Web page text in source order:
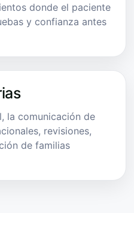
donde el paciente
y confianza antes
la comunicación de
revisiones,
de familias